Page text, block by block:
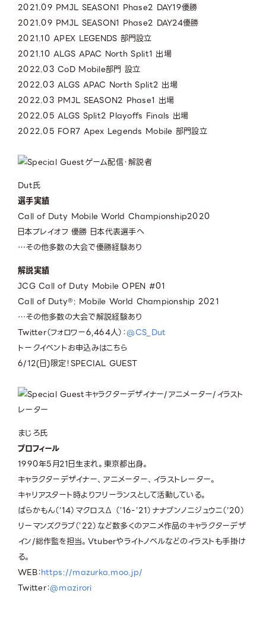
2021.09 PMJL SEASON1 Phase2 DAY19優勝
2021.09 PMJL SEASON1 Phase2 DAY24優勝
2021.10 APEX LEGENDS 部門設立
2021.10 ALGS APAC North Split1 出場
2022.03 CoD Mobile部門 設立
2022.03 ALGS APAC North Split2 出場
2022.03 PMJL SEASON2 Phase1 出場
2022.05 ALGS Split2 Playoffs Finals 出場
2022.05 FOR7 Apex Legends Mobile 部門設立
ゲーム配信・解説者
Dut氏
選手実績
Call of Duty Mobile World Championship2020
⽇本プレイオフ 優勝 ⽇本代表選⼿へ
…その他多数の⼤会で優勝経験あり
解説実績
JCG Call of Duty Mobile OPEN #01
Call of Duty®: Mobile World Championship 2021
…その他多数の⼤会で解説経験あり
Twitter（フォロワー6,464人）：@CS_Dut
トークイベントお申込みはこちら
6/12(日)限定！SPECIAL GUEST
キャラクターデザイナー/アニメーター/イラスト
レーター
まじろ氏
プロフィール
1990年5月21日生まれ。東京都出身。
キャラクターデザイナー、アニメーター、イラストレーター。
キャリアスタート時よりフリーランスとして活動している。
ばらかもん（’14）マクロスΔ （’16-’21）ナナブンノニジュウニ（’20）
リーマンズクラブ（’22）など数多くのアニメ作品のキャラクターデザ
イン/総作監を担当。Vtuberやライトノベルなどのイラストも手掛け
る。
WEB：https://mazurka.moo.jp/
Twitter：@mazirori